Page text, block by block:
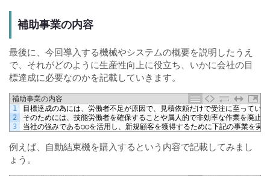
補助事業の内容
最後に、今回導入する機械やシステムの概要を説明したうえ
で、それがどのように生産性向上に役立ち、いかに会社の目
標達成に必要なのかを記載していきます。
補助事業の内容
1
2
3
目標達成の為には、労働者不足が原因で、見積依頼だけで受注に至ってい
そのためには、技能労働者を確保することや属人的で非効率な作業を廃止
当社の強みである○○を活用し、新規顧客を獲得するために下記の事業を実
例えば、自動結束機を購入するという内容で記載してみまし
ょう。